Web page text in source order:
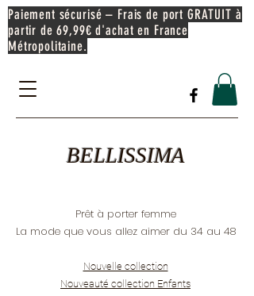
BELLISSIMA
Prêt à porter femme
La mode que vous allez aimer du 34 au 48
Nouvelle collection
Nouveauté collection Enfants
Paiement sécurisé – Frais de port GRATUIT à
partir de 69,99€ d'achat en France
Métropolitaine.